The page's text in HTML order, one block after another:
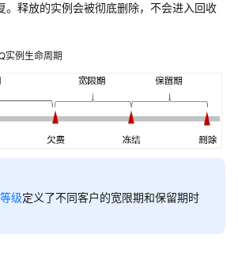
。释放的实例会被彻底删除，不会进入回收
实例生命周期
级定义了不同客户的宽限期和保留期时